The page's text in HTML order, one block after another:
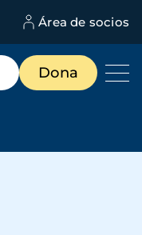
Área de socios
Dona